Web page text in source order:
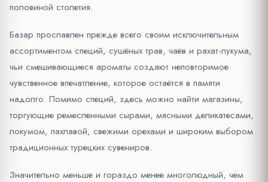
половиной столетия.
Базар прославлен прежде всего своим исключительным
ассортиментом специй, сушёных трав, чаёв и рахат-лукума,
чьи смешивающиеся ароматы создают неповторимое
чувственное впечатление, которое остаётся в памяти
надолго. Помимо специй, здесь можно найти магазины,
торгующие ремесленными сырами, мясными деликатесами,
локумом, пахлавой, свежими орехами и широким выбором
традиционных турецких сувениров.
Значительно меньше и гораздо менее многолюдный, чем